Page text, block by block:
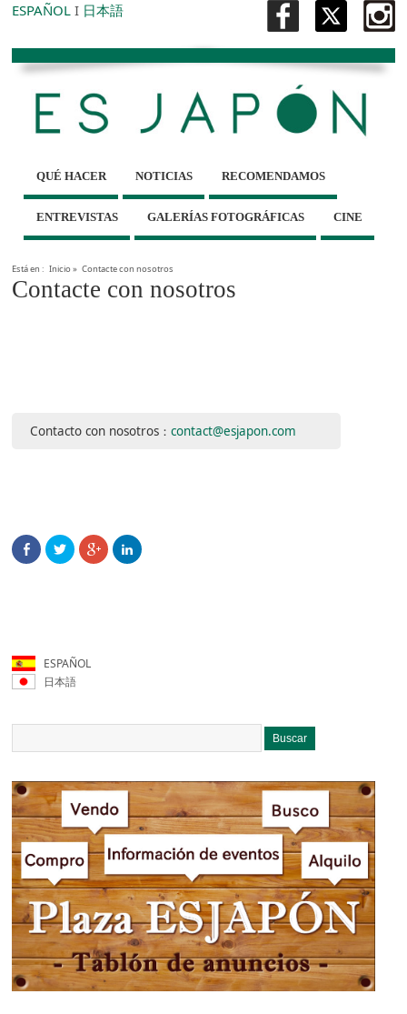
ESPAÑOL I 日本語
QUÉ HACER NOTICIAS RECOMENDAMOS
ENTREVISTAS GALERÍAS FOTOGRÁFICAS CINE
Está en : Inicio» Contacte con nosotros
Contacte con nosotros
Contacto con nosotros：contact@esjapon.com
ESPAÑOL
日本語